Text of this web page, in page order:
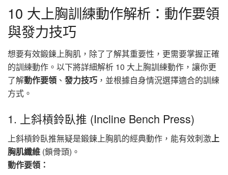
10 大上胸訓練動作解析：動作要領
與發力技巧
想要有效鍛鍊上胸肌，除了了解其重要性，更需要掌握正確
的訓練動作。以下將詳細解析 10 大上胸訓練動作，讓你更
了解動作要領 、 發力技巧 ，並根據自身情況選擇適合的訓練
方式。
1. 上斜槓鈴臥推 (Incline Bench Press)
上斜槓鈴臥推無疑是鍛鍊上胸肌的經典動作，能有效刺激 上
胸肌纖維 (鎖骨頭)。
動作要領：